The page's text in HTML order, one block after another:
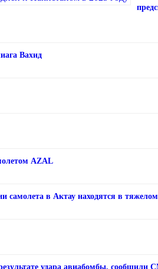
Вахид
AZAL
в Актау находятся в тяжелом
удара авиабомбы, сообщили